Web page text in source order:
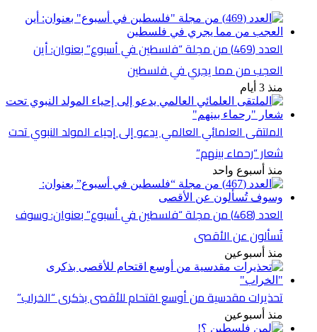
العدد (469) من مجلة “فلسطين في أسبوع” بعنوان: أين
العجب من مما يجري في فلسطين
منذ 3 أيام
الملتقى العلمائي العالمي يدعو إلى إحياء المولد النبوي تحت
شعار “رحماء بينهم”
منذ أسبوع واحد
العدد (468) من مجلة “فلسطين في أسبوع” بعنوان: وسوف
تُسألون عن الأقصى
منذ أسبوعين
تحذيرات مقدسية من أوسع اقتحام للأقصى بذكرى “الخراب”
منذ أسبوعين